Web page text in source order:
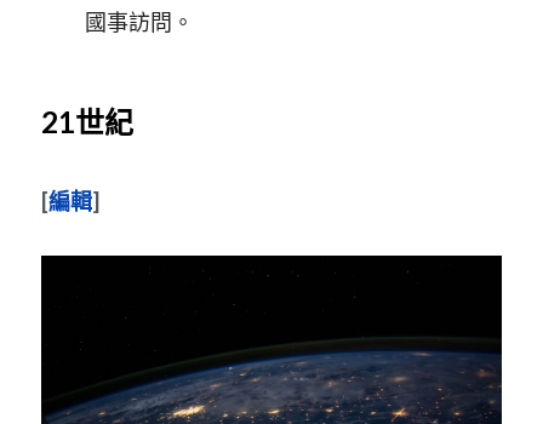
國事訪問。
21世紀
[編輯]